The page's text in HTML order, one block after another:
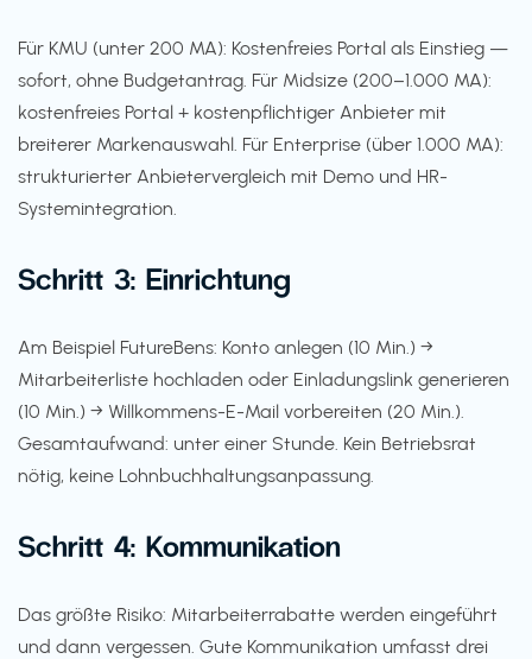
Für KMU (unter 200 MA): Kostenfreies Portal als Einstieg —
sofort, ohne Budgetantrag. Für Midsize (200–1.000 MA):
kostenfreies Portal + kostenpflichtiger Anbieter mit
breiterer Markenauswahl. Für Enterprise (über 1.000 MA):
strukturierter Anbietervergleich mit Demo und HR-
Systemintegration.
Schritt 3: Einrichtung
Am Beispiel FutureBens: Konto anlegen (10 Min.) →
Mitarbeiterliste hochladen oder Einladungslink generieren
(10 Min.) → Willkommens-E-Mail vorbereiten (20 Min.).
Gesamtaufwand: unter einer Stunde. Kein Betriebsrat
nötig, keine Lohnbuchhaltungsanpassung.
Schritt 4: Kommunikation
Das größte Risiko: Mitarbeiterrabatte werden eingeführt
und dann vergessen. Gute Kommunikation umfasst drei